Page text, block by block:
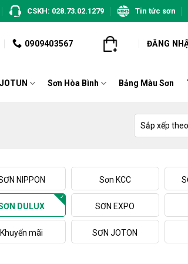
CSKH: 028.73.02.1279 Tin tức sơn
0909403567 ĐĂNG
Sơn Hòa Bình Bảng Màu Sơn
NIPPON Sơn KCC
DULUX SƠN EXPO
Khuyến mãi SƠN JOTON